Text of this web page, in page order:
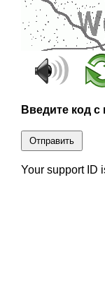
Введите код с
Отправить
Your support ID